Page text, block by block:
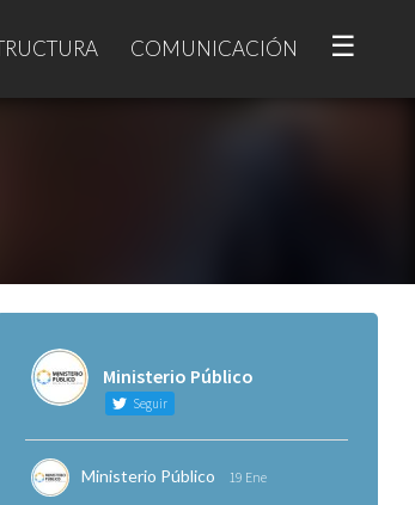
COMUNICACIÓN ☰
Ministerio Público
Seguir
Ministerio Público 19 Ene